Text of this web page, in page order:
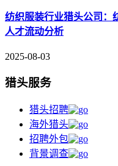
纺织服装行业猎头公司：
人才流动分析
2025-08-03
猎头服务
猎头招聘
海外猎头
招聘外包
背景调查